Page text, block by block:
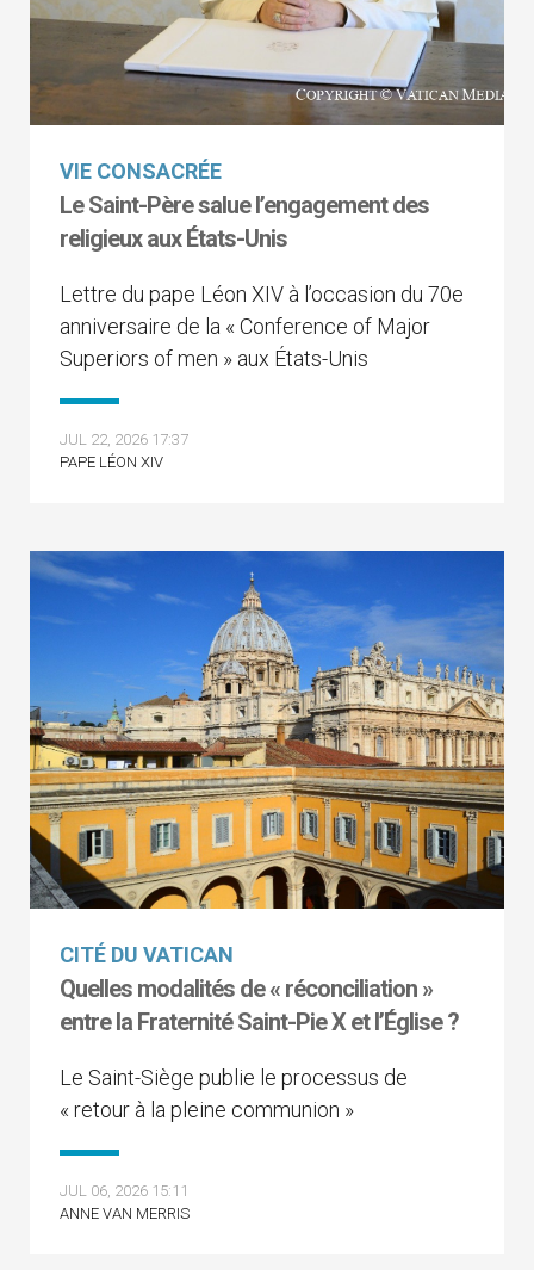
VIE CONSACRÉE
Le Saint-Père salue l’engagement des
religieux aux États-Unis
Lettre du pape Léon XIV à l’occasion du 70e
anniversaire de la « Conference of Major
Superiors of men » aux États-Unis
JUL 22, 2026 17:37
PAPE LÉON XIV
CITÉ DU VATICAN
Quelles modalités de « réconciliation »
entre la Fraternité Saint-Pie X et l’Église ?
Le Saint-Siège publie le processus de
« retour à la pleine communion »
JUL 06, 2026 15:11
ANNE VAN MERRIS